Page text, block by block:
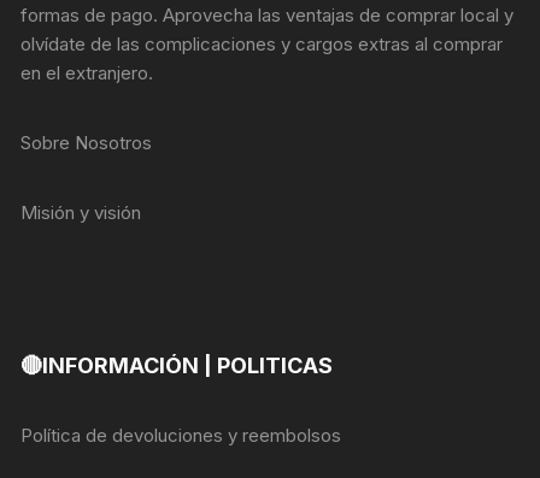
formas de pago. Aprovecha las ventajas de comprar local y
olvídate de las complicaciones y cargos extras al comprar
en el extranjero.
Sobre Nosotros
Misión y visión
🔴INFORMACIÓN | POLITICAS
Política de devoluciones y reembolsos